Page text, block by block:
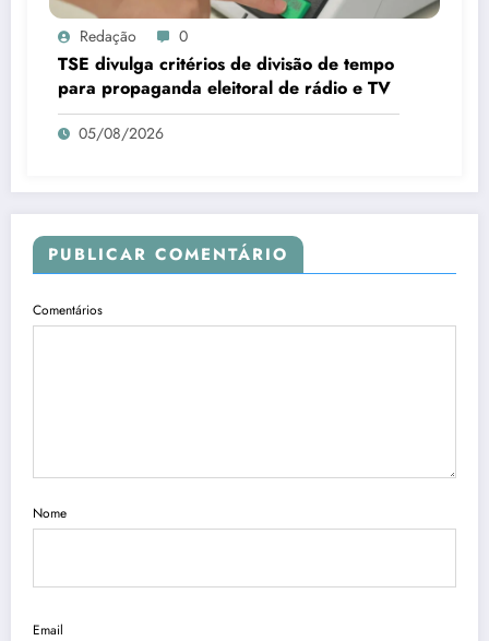
Redação 0
TSE divulga critérios de divisão de tempo
para propaganda eleitoral de rádio e TV
05/08/2026
PUBLICAR COMENTÁRIO
Comentários
Nome
Email